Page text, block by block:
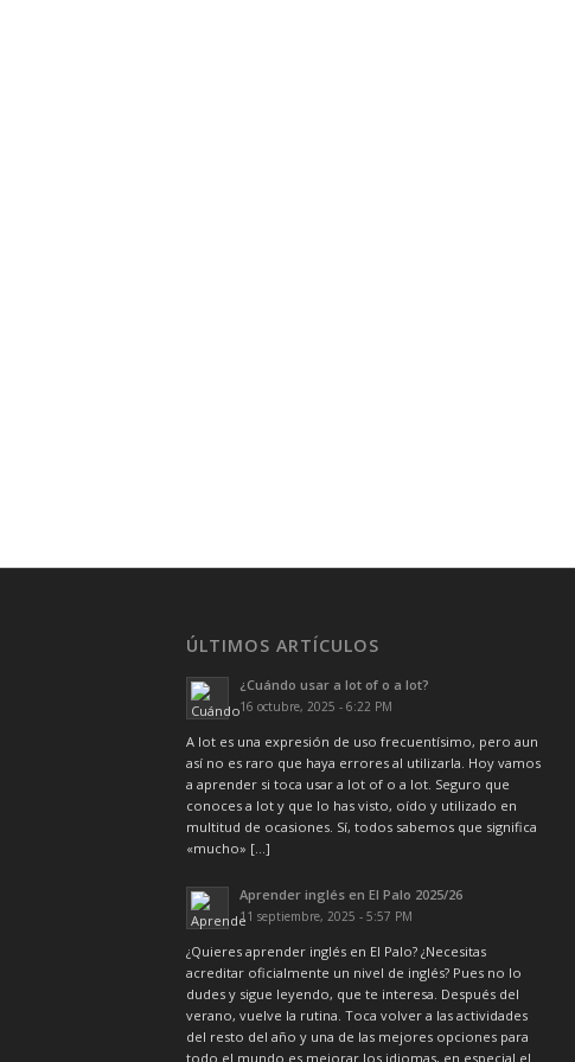
ÚLTIMOS ARTÍCULOS
¿Cuándo usar a lot of o a lot?
16 octubre, 2025 - 6:22 PM
A lot es una expresión de uso frecuentísimo, pero aun
así no es raro que haya errores al utilizarla. Hoy vamos
a aprender si toca usar a lot of o a lot. Seguro que
conoces a lot y que lo has visto, oído y utilizado en
multitud de ocasiones. Sí, todos sabemos que significa
«mucho» […]
Aprender inglés en El Palo 2025/26
11 septiembre, 2025 - 5:57 PM
¿Quieres aprender inglés en El Palo? ¿Necesitas
acreditar oficialmente un nivel de inglés? Pues no lo
dudes y sigue leyendo, que te interesa. Después del
verano, vuelve la rutina. Toca volver a las actividades
del resto del año y una de las mejores opciones para
todo el mundo es mejorar los idiomas, en especial el